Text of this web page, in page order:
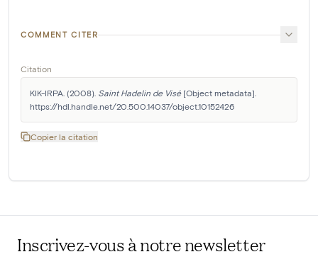
COMMENT CITER
Citation
KIK-IRPA. (2008). Saint Hadelin de Visé [Object metadata].
https://hdl.handle.net/20.500.14037/object.10152426
Copier la citation
Inscrivez-vous à notre newsletter